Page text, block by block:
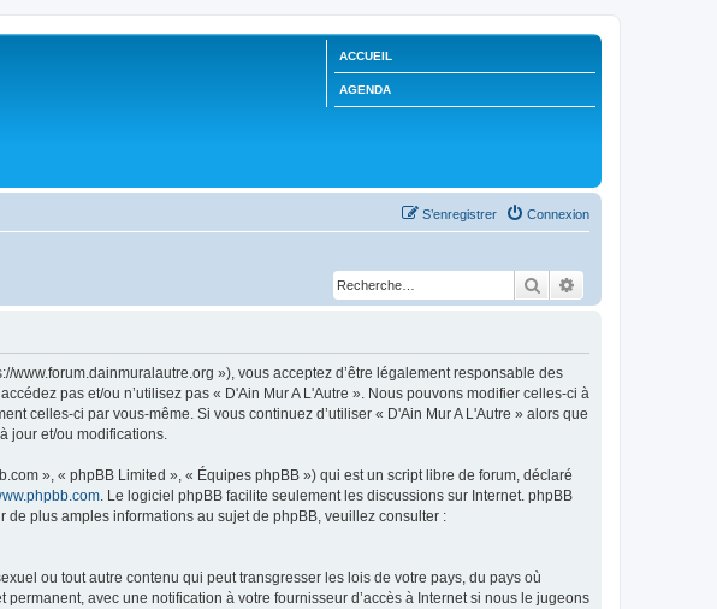
ACCUEIL
AGENDA
Connexion
S’enregistrer
Rechercher
www.forum.dainmuralautre.org »), vous acceptez d’être légalement responsable des
pas et/ou n’utilisez pas « D'Ain Mur A L'Autre ». Nous pouvons modifier celles-ci à
celles-ci par vous-même. Si vous continuez d’utiliser « D'Ain Mur A L'Autre » alors que
jour et/ou modifications.
», « phpBB Limited », « Équipes phpBB ») qui est un script libre de forum, déclaré
. Le logiciel phpBB facilite seulement les discussions sur Internet. phpBB
de plus amples informations au sujet de phpBB, veuillez consulter :
ou tout autre contenu qui peut transgresser les lois de votre pays, du pays où
avec une notification à votre fournisseur d’accès à Internet si nous le jugeons